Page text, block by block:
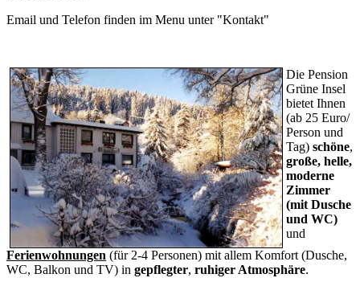
Email und Telefon finden im Menu unter "Kontakt"
Die Pension
Grüne Insel
bietet Ihnen
(ab 25 Euro/
Person und
Tag) schöne,
große, helle,
moderne
Zimmer
(mit Dusche
und WC)
und
Ferienwohnungen (für 2-4 Personen) mit allem Komfort (Dusche,
WC, Balkon und TV) in gepflegter, ruhiger Atmosphäre.